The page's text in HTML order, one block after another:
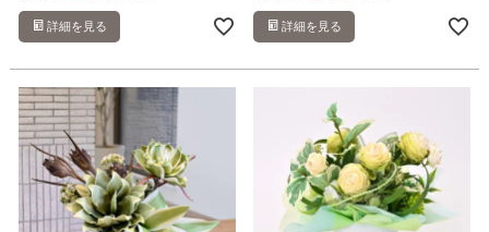
詳細を見る 詳細を見る